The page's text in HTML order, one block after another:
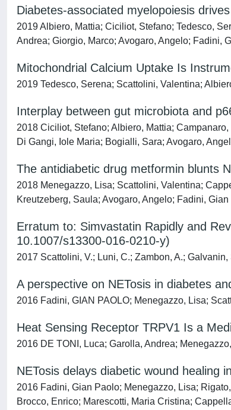
Diabetes-associated myelopoiesis
2019 Albiero, Mattia; Ciciliot, Stefano; Tedesco,
Andrea; Giorgio, Marco; Avogaro, Angelo; Fadini,
Mitochondrial Calcium Uptake Is
2019 Tedesco, Serena; Scattolini, Valentina;
Interplay between gut microbiota and
2018 Ciciliot, Stefano; Albiero, Mattia;
Di Gangi, Iole Maria; Bogialli, Sara; Avogaro,
The antidiabetic drug metformin blunts
2018 Menegazzo, Lisa; Scattolini, Valentina;
Kreutzeberg, Saula; Avogaro, Angelo; Fadini,
Erratum to: Simvastatin Rapidly and
10.1007/s13300-016-0210-y)
2017 Scattolini, V.; Luni, C.; Zambon, A.;
A perspective on NETosis in diabetes
2016 Fadini, GIAN PAOLO; Menegazzo, Lisa;
Heat Sensing Receptor TRPV1 Is a
2016 DE TONI, Luca; Garolla, Andrea;
NETosis delays diabetic wound healing
2016 Fadini, Gian Paolo; Menegazzo, Lisa;
Brocco, Enrico; Marescotti, Maria Cristina;